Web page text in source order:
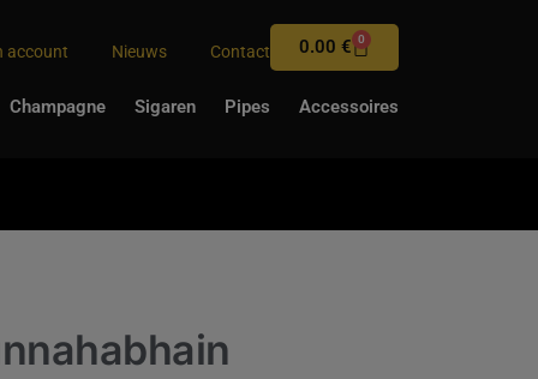
account Nieuws Contact 0.00€ 0
Champagne Sigaren Pipes Accessoires